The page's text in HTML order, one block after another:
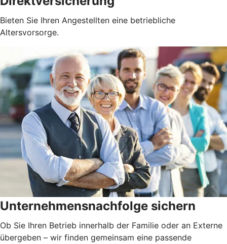
Bieten Sie Ihren Angestellten eine betriebliche
Altersvorsorge.
Unternehmensnachfolge sichern
Ob Sie Ihren Betrieb innerhalb der Familie oder an Externe
übergeben – wir finden gemeinsam eine passende